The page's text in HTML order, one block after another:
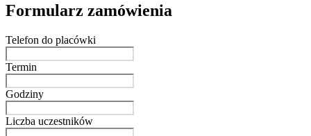
Formularz zamówienia
Telefon do placówki
Termin
Godziny
Liczba uczestników